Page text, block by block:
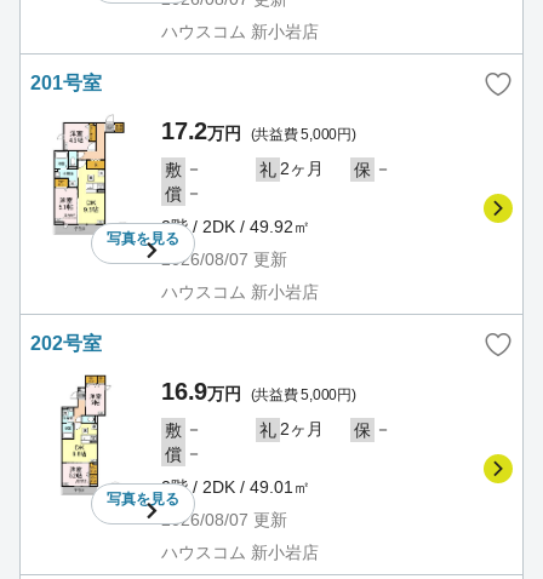
ハウスコム 新小岩店
201号室
写真を見る
17.2万円 (共益費 5,000円)
敷 － 礼 2ヶ月 保 －
償 －
2階 / 2DK / 49.92㎡
2026/08/07 更新
ハウスコム 新小岩店
202号室
写真を見る
16.9万円 (共益費 5,000円)
敷 － 礼 2ヶ月 保 －
償 －
2階 / 2DK / 49.01㎡
2026/08/07 更新
ハウスコム 新小岩店